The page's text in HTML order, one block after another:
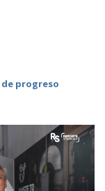
progreso